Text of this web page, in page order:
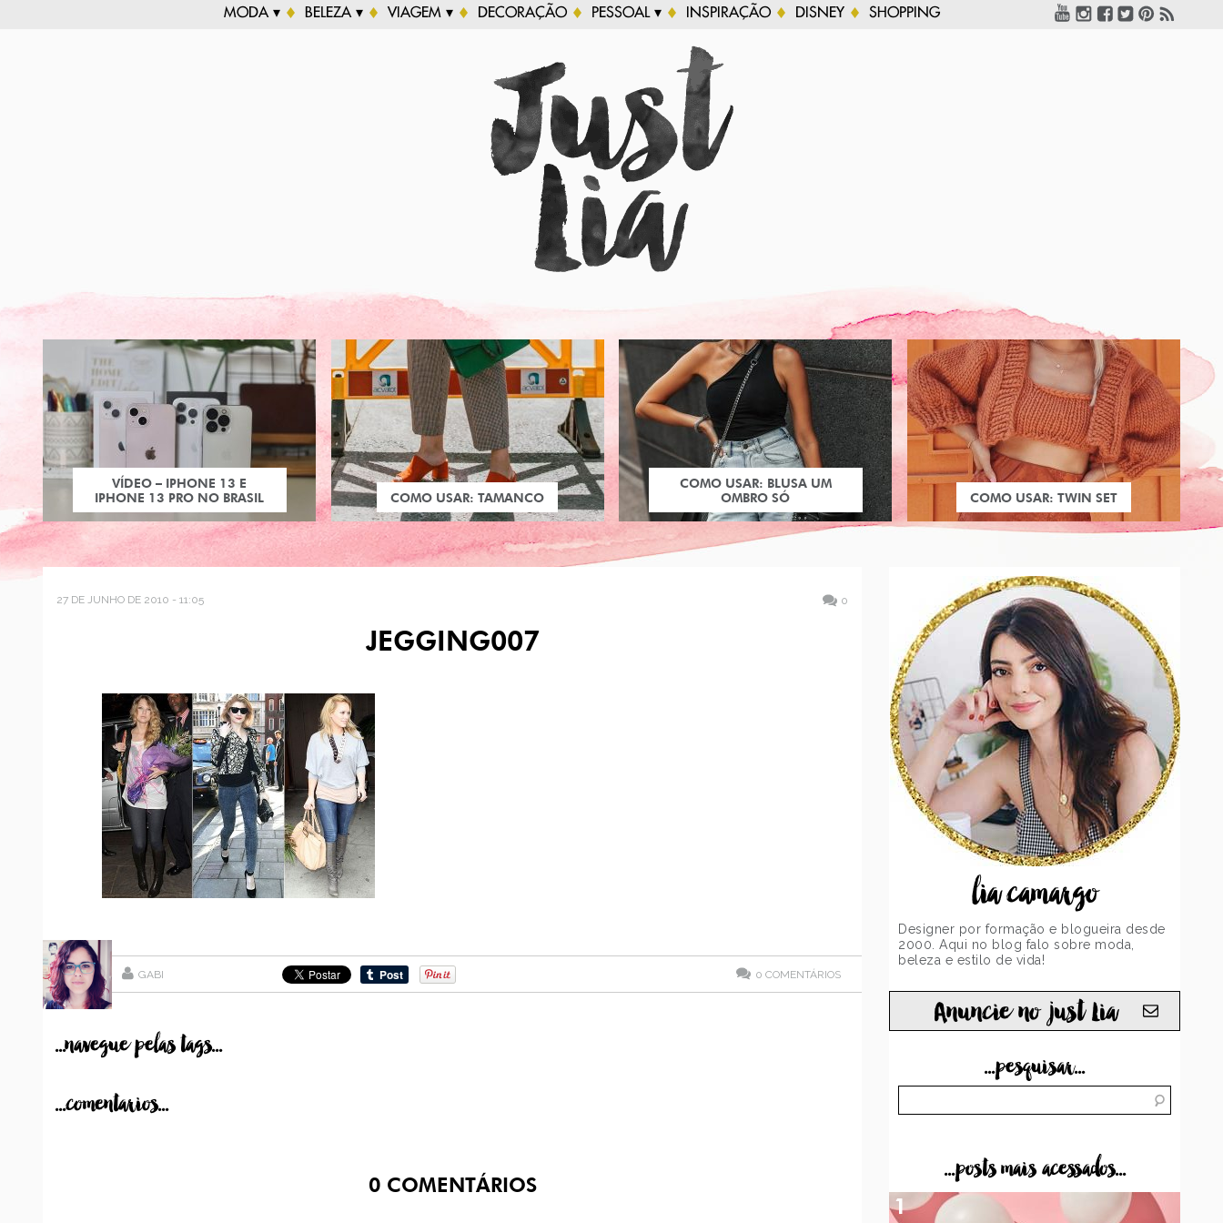
MODA ▾ BELEZA ▾ VIAGEM ▾ DECORAÇÃO PESSOAL ▾ INSPIRAÇÃO DISNEY SHOPPING
VÍDEO – IPHONE 13 E
IPHONE 13 PRO NO BRASIL
COMO USAR: TAMANCO
COMO USAR: BLUSA UM
OMBRO SÓ
COMO USAR: TWIN SET
27 DE JUNHO DE 2010 - 11:05 0
JEGGING007
GABI 0 COMENTÁRIOS
...navegue pelas tags...
...comentarios...
0COMENTÁRIOS
lia camargo
Designer por formação e blogueira desde
2000. Aqui no blog falo sobre moda,
beleza e estilo de vida!
Anuncie no just Lia
...pesquisar...
...posts mais acessados...
1